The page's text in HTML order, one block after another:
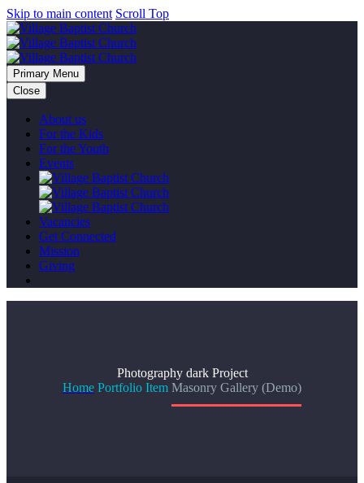
Skip to main content Scroll Top
Primary Menu
Close
About us
For the Kids
For the Youth
Events
Vacancies
Get Connected
Mission
Giving
Photography dark Project
Home Portfolio Item Masonry Gallery (Demo)